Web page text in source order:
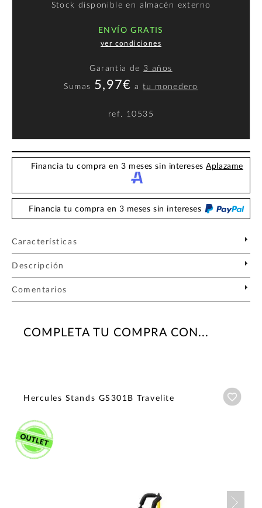
Stock disponible en almacén externo
ENVÍO GRATIS
ver condiciones
Garantía de 3 años
Sumas 5,97€ atu monedero
ref. 10535
Financia tu compra en 3 meses sin interesesAplazame
Financia tu compra en 3 meses sin intereses
Características
Descripción
Comentarios
COMPLETA TU COMPRA CON...
Hercules Stands GS301B Travelite